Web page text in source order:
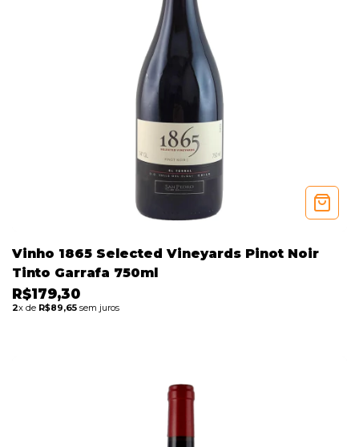
Vinho 1865 Selected Vineyards Pinot Noir
Tinto Garrafa 750ml
R$179,30
2x de R$89,65 sem juros